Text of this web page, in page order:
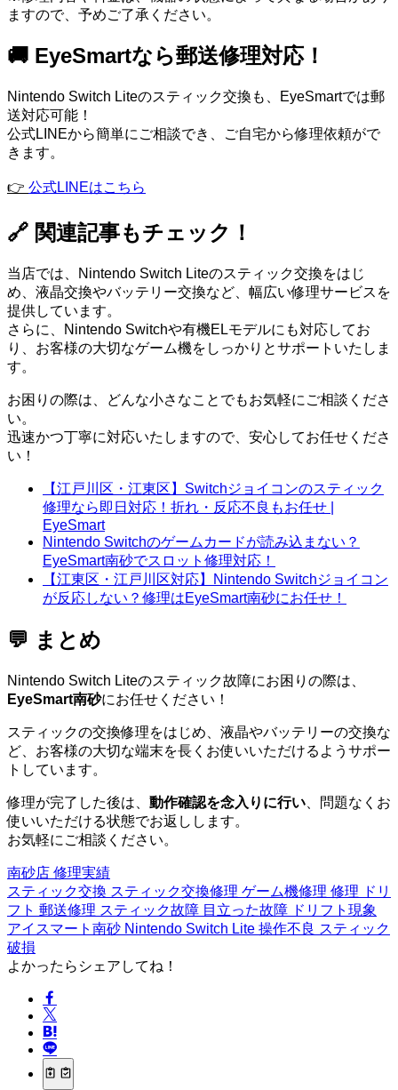
ますので、予めご了承ください。
🚚 EyeSmartなら郵送修理対応！
Nintendo Switch Liteのスティック交換も、EyeSmartでは郵
送対応可能！
公式LINEから簡単にご相談でき、ご自宅から修理依頼がで
きます。
👉 公式LINEはこちら
🔗 関連記事もチェック！
当店では、Nintendo Switch Liteのスティック交換をはじ
め、液晶交換やバッテリー交換など、幅広い修理サービスを
提供しています。
さらに、Nintendo Switchや有機ELモデルにも対応してお
り、お客様の大切なゲーム機をしっかりとサポートいたしま
す。
お困りの際は、どんな小さなことでもお気軽にご相談くださ
い。
迅速かつ丁寧に対応いたしますので、安心してお任せくださ
い！
【江戸川区・江東区】Switchジョイコンのスティック
修理なら即日対応！折れ・反応不良もお任せ |
EyeSmart
Nintendo Switchのゲームカードが読み込まない？
EyeSmart南砂でスロット修理対応！
【江東区・江戸川区対応】Nintendo Switchジョイコン
が反応しない？修理はEyeSmart南砂にお任せ！
💬 まとめ
Nintendo Switch Liteのスティック故障にお困りの際は、
EyeSmart南砂にお任せください！
スティックの交換修理をはじめ、液晶やバッテリーの交換な
ど、お客様の大切な端末を長くお使いいただけるようサポー
トしています。
修理が完了した後は、 動作確認を念入りに行い 、問題なくお
使いいただける状態でお返しします。
お気軽にご相談ください。
南砂店 修理実績
スティック交換 スティック交換修理 ゲーム機修理 修理 ドリ
フト 郵送修理 スティック故障 目立った故障 ドリフト現象
アイスマート南砂 Nintendo Switch Lite 操作不良 スティック
破損
よかったらシェアしてね！